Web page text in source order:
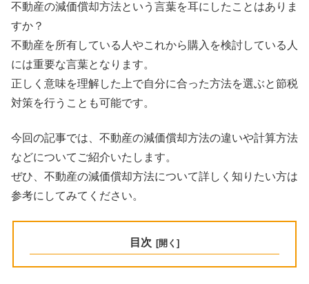
不動産の減価償却方法という言葉を耳にしたことはありま
すか？
不動産を所有している人やこれから購入を検討している人
には重要な言葉となります。
正しく意味を理解した上で自分に合った方法を選ぶと節税
対策を行うことも可能です。
今回の記事では、不動産の減価償却方法の違いや計算方法
などについてご紹介いたします。
ぜひ、不動産の減価償却方法について詳しく知りたい方は
参考にしてみてください。
目次